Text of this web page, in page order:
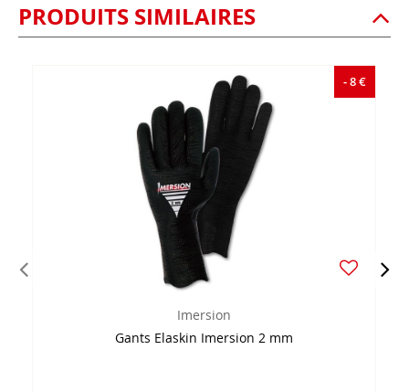
PRODUITS SIMILAIRES
- 8 €
Imersion
Gants Elaskin Imersion 2 mm